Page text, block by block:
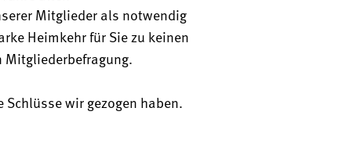
Die wichtigsten
Wohntrends der Zukunft
Mitglieder als notwendig
Heimkehr für Sie zu keinen
Mitgliederbefragung.
wir gezogen haben.